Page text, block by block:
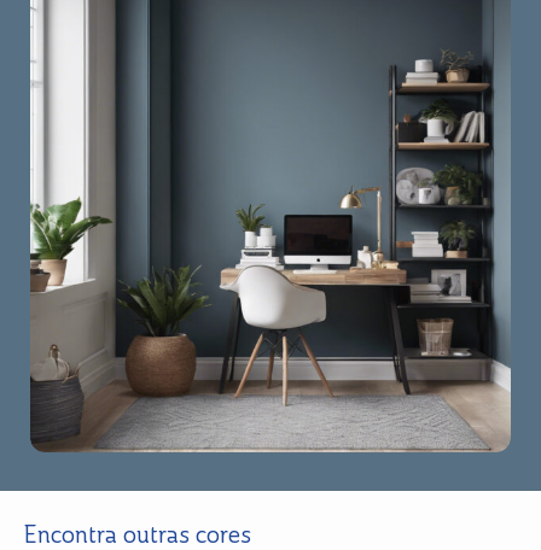
Encontra outras cores